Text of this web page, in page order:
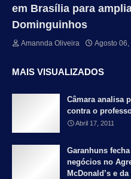
em Brasília para
Dominguinhos
Amannda Oliveira Agosto 06,
MAIS VISUALIZADOS
Câmara analisa
contra o
Abril 17, 2011
Garanhuns
negócios no
McDonald’s e da